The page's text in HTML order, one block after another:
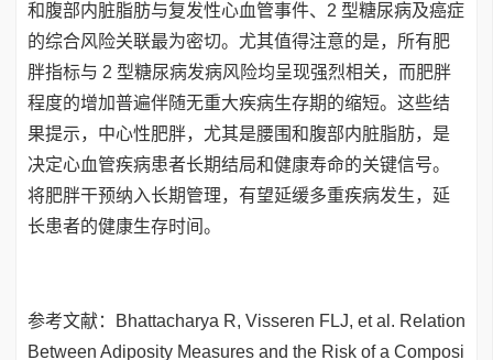
和腹部内脏脂肪与复发性心血管事件、2 型糖尿病及癌症
的综合风险关联最为密切。尤其值得注意的是，所有肥
胖指标与 2 型糖尿病发病风险均呈现强烈相关，而肥胖
程度的增加普遍伴随无重大疾病生存期的缩短。这些结
果提示，中心性肥胖，尤其是腰围和腹部内脏脂肪，是
决定心血管疾病患者长期结局和健康寿命的关键信号。
将肥胖干预纳入长期管理，有望延缓多重疾病发生，延
长患者的健康生存时间。
参考文献：Bhattacharya R, Visseren FLJ, et al. Relation
Between Adiposity Measures and the Risk of a Composi